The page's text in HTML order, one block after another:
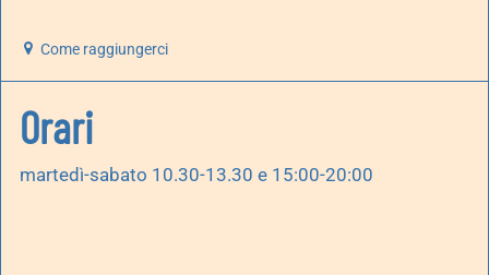
Come raggiungerci
Orari
martedì-sabato 10.30-13.30 e 15:00-20:00